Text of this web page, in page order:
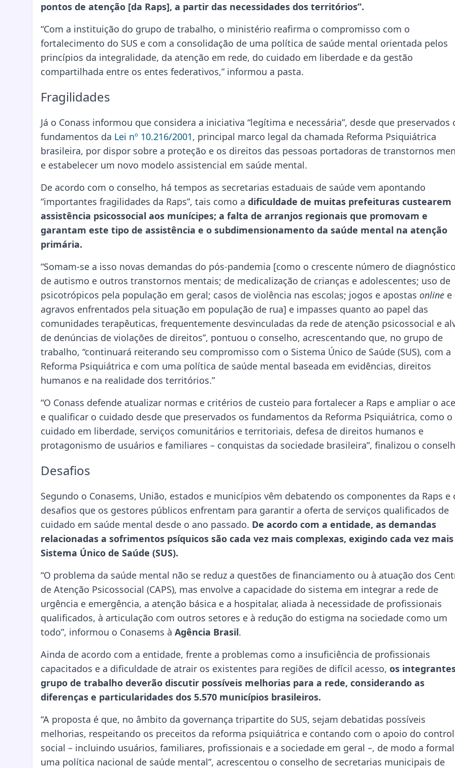
pontos de atenção [da Raps], a partir das necessidades dos territórios”.
“Com a instituição do grupo de trabalho, o ministério reafirma o compromisso com o
fortalecimento do SUS e com a consolidação de uma política de saúde mental orientada pelos
princípios da integralidade, da atenção em rede, do cuidado em liberdade e da gestão
compartilhada entre os entes federativos,” informou a pasta.
Fragilidades
Já o Conass informou que considera a iniciativa “legítima e necessária”, desde que preservados
fundamentos da Lei nº 10.216/2001, principal marco legal da chamada Reforma Psiquiátrica
brasileira, por dispor sobre a proteção e os direitos das pessoas portadoras de transtornos
e estabelecer um novo modelo assistencial em saúde mental.
De acordo com o conselho, há tempos as secretarias estaduais de saúde vem apontando
“importantes fragilidades da Raps”, tais como a dificuldade de muitas prefeituras custearem
assistência psicossocial aos munícipes; a falta de arranjos regionais que promovam e
garantam este tipo de assistência e o subdimensionamento da saúde mental na atenção
primária.
“Somam-se a isso novas demandas do pós-pandemia [como o crescente número de
de autismo e outros transtornos mentais; de medicalização de crianças e adolescentes; uso de
psicotrópicos pela população em geral; casos de violência nas escolas; jogos e apostas online e
agravos enfrentados pela situação em população de rua] e impasses quanto ao papel das
comunidades terapêuticas, frequentemente desvinculadas da rede de atenção psicossocial e
de denúncias de violações de direitos”, pontuou o conselho, acrescentando que, no grupo de
trabalho, “continuará reiterando seu compromisso com o Sistema Único de Saúde (SUS), com a
Reforma Psiquiátrica e com uma política de saúde mental baseada em evidências, direitos
humanos e na realidade dos territórios.”
“O Conass defende atualizar normas e critérios de custeio para fortalecer a Raps e ampliar o
e qualificar o cuidado desde que preservados os fundamentos da Reforma Psiquiátrica, como o
cuidado em liberdade, serviços comunitários e territoriais, defesa de direitos humanos e
protagonismo de usuários e familiares – conquistas da sociedade brasileira”, finalizou o
Desafios
Segundo o Conasems, União, estados e municípios vêm debatendo os componentes da Raps e
desafios que os gestores públicos enfrentam para garantir a oferta de serviços qualificados de
cuidado em saúde mental desde o ano passado. De acordo com a entidade, as demandas
relacionadas a sofrimentos psíquicos são cada vez mais complexas, exigindo cada vez
Sistema Único de Saúde (SUS).
“O problema da saúde mental não se reduz a questões de financiamento ou à atuação dos
de Atenção Psicossocial (CAPS), mas envolve a capacidade do sistema em integrar a rede de
urgência e emergência, a atenção básica e a hospitalar, aliada à necessidade de profissionais
qualificados, à articulação com outros setores e à redução do estigma na sociedade como um
todo”, informou o Conasems à Agência Brasil.
Ainda de acordo com a entidade, frente a problemas como a insuficiência de profissionais
capacitados e a dificuldade de atrair os existentes para regiões de difícil acesso, os
grupo de trabalho deverão discutir possíveis melhorias para a rede, considerando as
diferenças e particularidades dos 5.570 municípios brasileiros.
“A proposta é que, no âmbito da governança tripartite do SUS, sejam debatidas possíveis
melhorias, respeitando os preceitos da reforma psiquiátrica e contando com o apoio do
social – incluindo usuários, familiares, profissionais e a sociedade em geral –, de modo a
uma política nacional de saúde mental”, acrescentou o conselho de secretarias municipais de